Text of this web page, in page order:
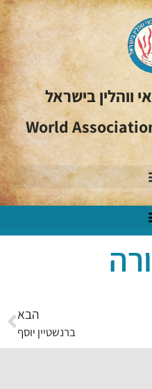
ווהלין בישראל
World
הבא
ברנשטיין יוסף